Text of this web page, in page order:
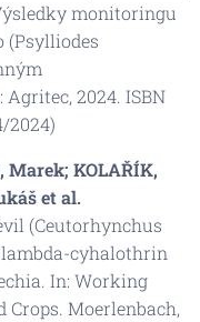
monitoringu
(Psylliodes
2024. ISBN
2024)
Marek; KOLAŘÍK,
et al.
(Ceutorhynchus
cyhalothrin
In: Working
Crops. Moerlenbach,